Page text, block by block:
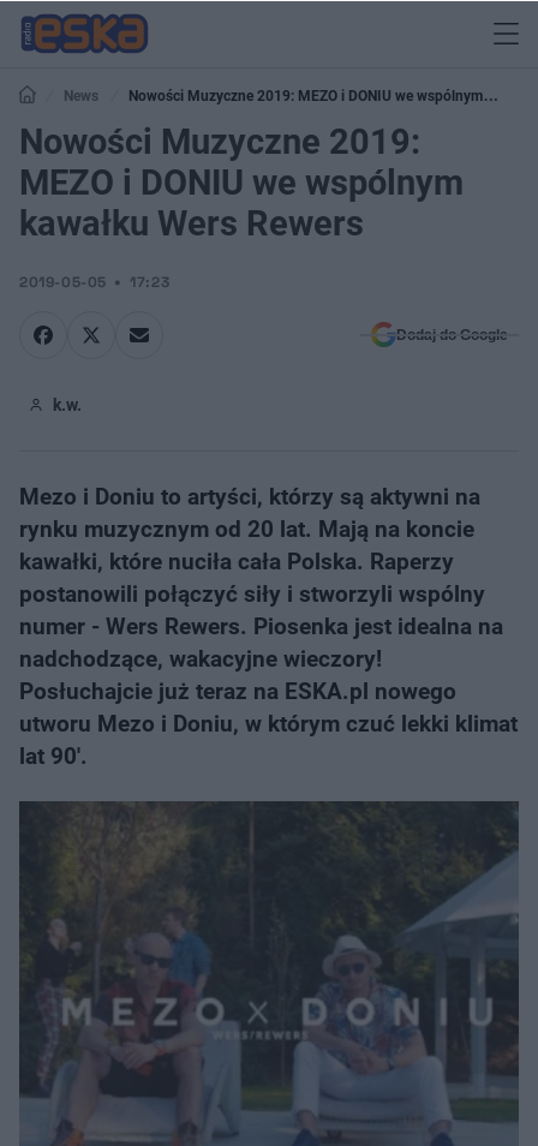
News
Nowości Muzyczne 2019: MEZO i DONIU we wspólnym
kawałku Wers Rewers
Nowości Muzyczne 2019:
MEZO i DONIU we wspólnym
kawałku Wers Rewers
2019-05-05 17:23
Dodaj do Google
k.w.
Mezo i Doniu to artyści, którzy są aktywni na
rynku muzycznym od 20 lat. Mają na koncie
kawałki, które nuciła cała Polska. Raperzy
postanowili połączyć siły i stworzyli wspólny
numer - Wers Rewers. Piosenka jest idealna na
nadchodzące, wakacyjne wieczory!
Posłuchajcie już teraz na ESKA.pl nowego
utworu Mezo i Doniu, w którym czuć lekki klimat
lat 90'.